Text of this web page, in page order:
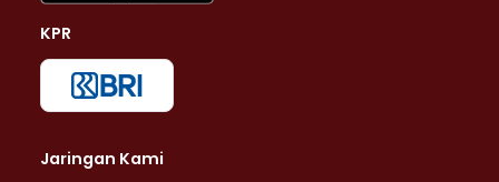
KPR
Jaringan Kami